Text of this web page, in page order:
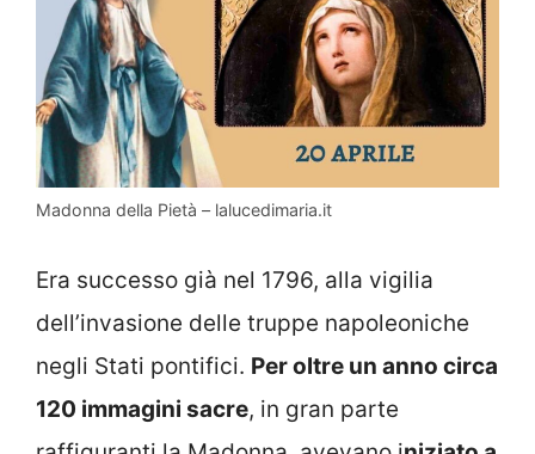
Madonna della Pietà – lalucedimaria.it
Era successo già nel 1796, alla vigilia
dell’invasione delle truppe napoleoniche
negli Stati pontifici. Per oltre un anno circa
120 immagini sacre, in gran parte